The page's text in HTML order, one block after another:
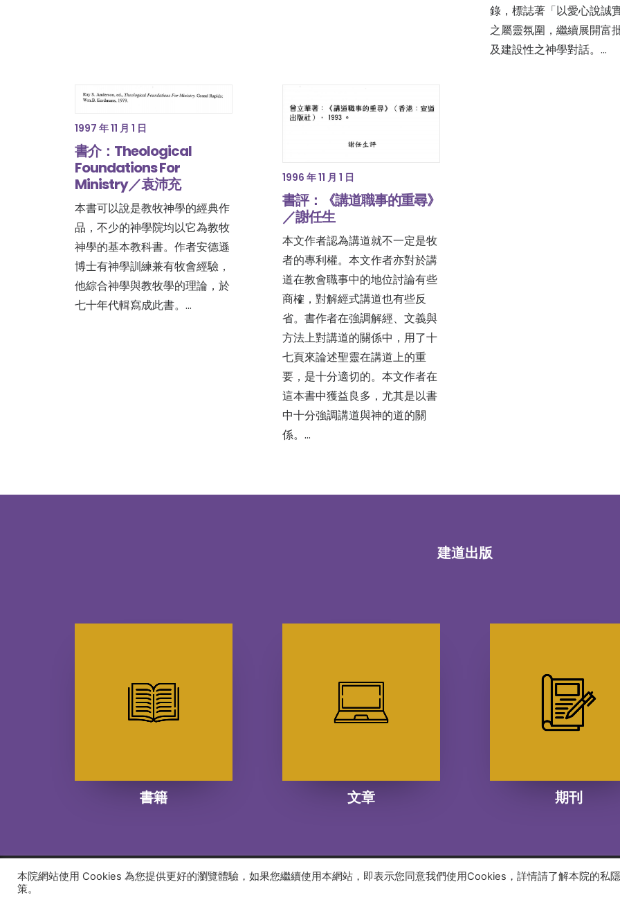
錄，標誌著「以愛心說誠
之屬靈氛圍，繼續展開富
及建設性之神學對話。…
1997 年 11 月 1 日
書介：Theological
Foundations For
Ministry／袁沛充
本書可以說是教牧神學的經典作
品，不少的神學院均以它為教牧
神學的基本教科書。作者安德遜
博士有神學訓練兼有牧會經驗，
他綜合神學與教牧學的理論，於
七十年代輯寫成此書。…
1996 年 11 月 1 日
書評：《講道職事的重尋》
／謝任生
本文作者認為講道就不一定是牧
者的專利權。本文作者亦對於講
道在教會職事中的地位討論有些
商榷，對解經式講道也有些反
省。書作者在強調解經、文義與
方法上對講道的關係中，用了十
七頁來論述聖靈在講道上的重
要，是十分適切的。本文作者在
這本書中獲益良多，尤其是以書
中十分強調講道與神的道的關
係。…
建道出版
書籍 文章 期刊
© 2026 建道神學院Alliance Bible Seminary. All rights reserved
本院網站使用 Cookies 為您提供更好的瀏覽體驗，如果您繼續使用本網站，即表示您同意我們使用Cookies，詳情請了解本院的私
策。